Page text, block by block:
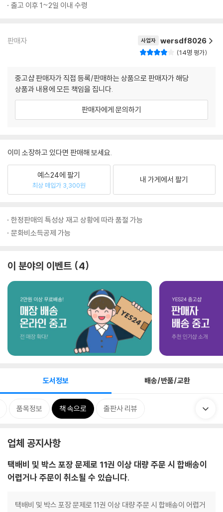
출고 이후 1~2일 이내 수령
판매자 사업자 wersdf8026
14명 평가
중고샵 판매자가 직접 등록/판매하는 상품으로 판매자가 해당
상품과 내용에 모든 책임을 집니다.
판매자에게 문의하기
이미 소장하고 있다면 판매해 보세요.
예스24에 팔기
최상 매입가 3,300원
내 가게에서 팔기
한정판매의 특성상 재고 상황에 따라 품절 가능
문화비소득공제 가능
이 분야의 이벤트 4
도서정보 배송/반품/교환
품목정보 책 속으로 출판사 리뷰
업체 공지사항
택배비 및 박스 포장 문제로 11권 이상 대량 주문 시 합배송이
어렵거나 주문이 취소될 수 있습니다.
택배비 및 박스 포장 문제로 11권 이상 대량 주문 시 합배송이 어렵거